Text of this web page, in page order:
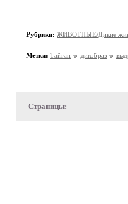
Рубрики: ЖИВОТНЫЕ/Дикие
Метки: Тайган дикобраз
Страницы: